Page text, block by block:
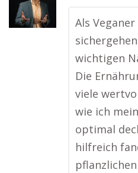
Als
wichtigen
Die
viele
wie ich
optimal
hilfreich